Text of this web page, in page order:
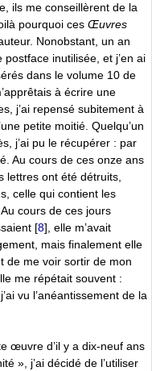
ils me conseillèrent de la
pourquoi ces Œuvres
Nonobstant, un an
inutilisée, et j’en ai
dans le volume 10 de
à écrire une
j’ai repensé subitement à
petite moitié. Quelqu’un
j’ai pu le récupérer : par
Au cours de ces onze ans
lettres ont été détruits,
celle qui contient les
Au cours de ces jours
[8], elle m’avait
mais finalement elle
de me voir sortir de mon
me répétait souvent :
vu l’anéantissement de la
œuvre d’il y a dix-neuf ans
», j’ai décidé de l’utiliser